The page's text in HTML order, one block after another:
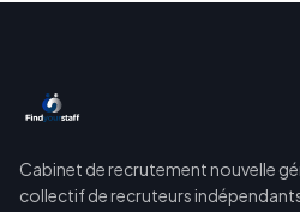
Cabinet de recrutement nouvelle
collectif de recruteurs